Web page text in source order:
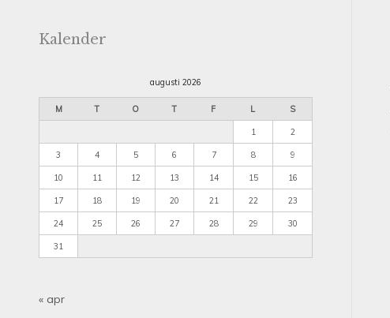
Kalender
augusti 2026
M T O T F L S
1 2
3 4 5 6 7 8 9
10 11 12 13 14 15 16
17 18 19 20 21 22 23
24 25 26 27 28 29 30
31
« apr